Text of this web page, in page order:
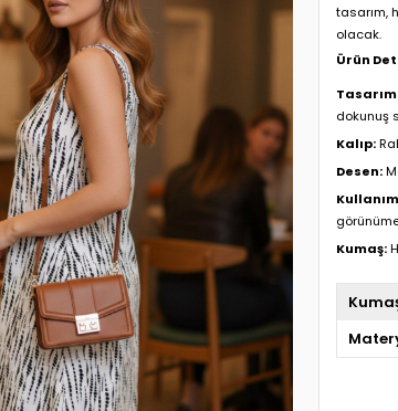
tasarım,
olacak.
Ürün
dokunuş
Kalıp:
Desen:
Kumaş: